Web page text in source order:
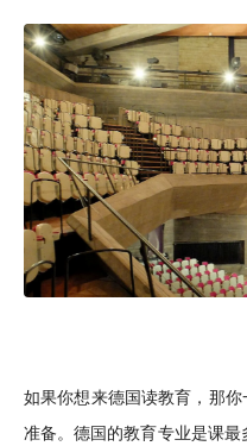
如果你想来德国读教育，那
准备。德国的教育专业是课